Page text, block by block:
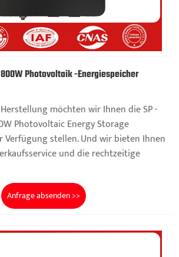
Photovoltaik -Energiespeicher
möchten wir Ihnen die SP -
Photovoltaic Energy Storage
Verfügung stellen. Und wir bieten Ihnen
und die rechtzeitige
Anfrage absenden >>